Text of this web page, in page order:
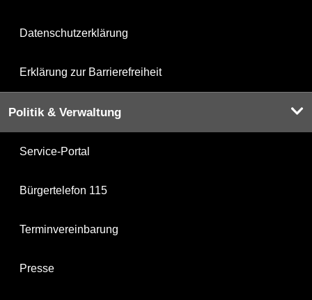
Datenschutzerklärung
Erklärung zur Barrierefreiheit
Politik & Verwaltung
Service-Portal
Bürgertelefon 115
Terminvereinbarung
Presse